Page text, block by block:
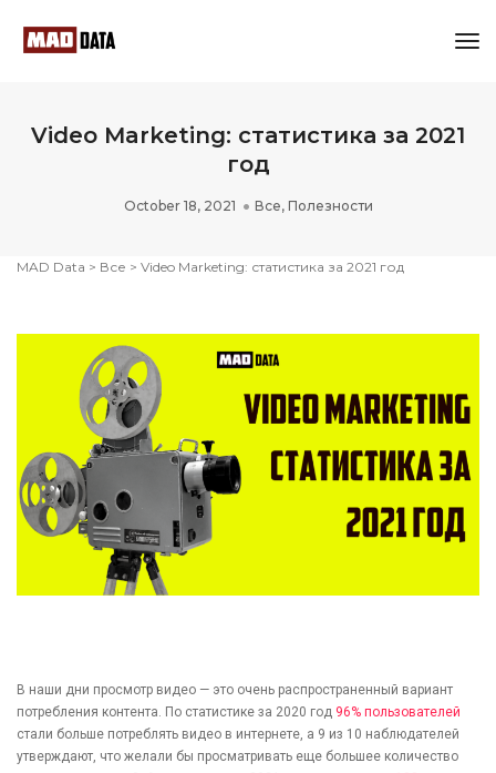
Video Marketing: статистика за 2021
год
October 18, 2021 Все, Полезности
MAD Data > Все > Video Marketing: статистика за 2021 год
В наши дни просмотр видео — это очень распространенный вариант
потребления контента. По статистике за 2020 год 96% пользователей
стали больше потреблять видео в интернете, а 9 из 10 наблюдателей
утверждают, что желали бы просматривать еще большее количество